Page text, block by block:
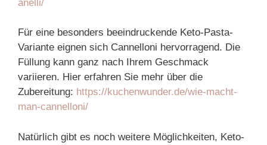
anelli/
Für eine besonders beeindruckende Keto-Pasta-
Variante eignen sich Cannelloni hervorragend. Die
Füllung kann ganz nach Ihrem Geschmack
variieren. Hier erfahren Sie mehr über die
Zubereitung: https://kuchenwunder.de/wie-macht-
man-cannelloni/
Natürlich gibt es noch weitere Möglichkeiten, Keto-